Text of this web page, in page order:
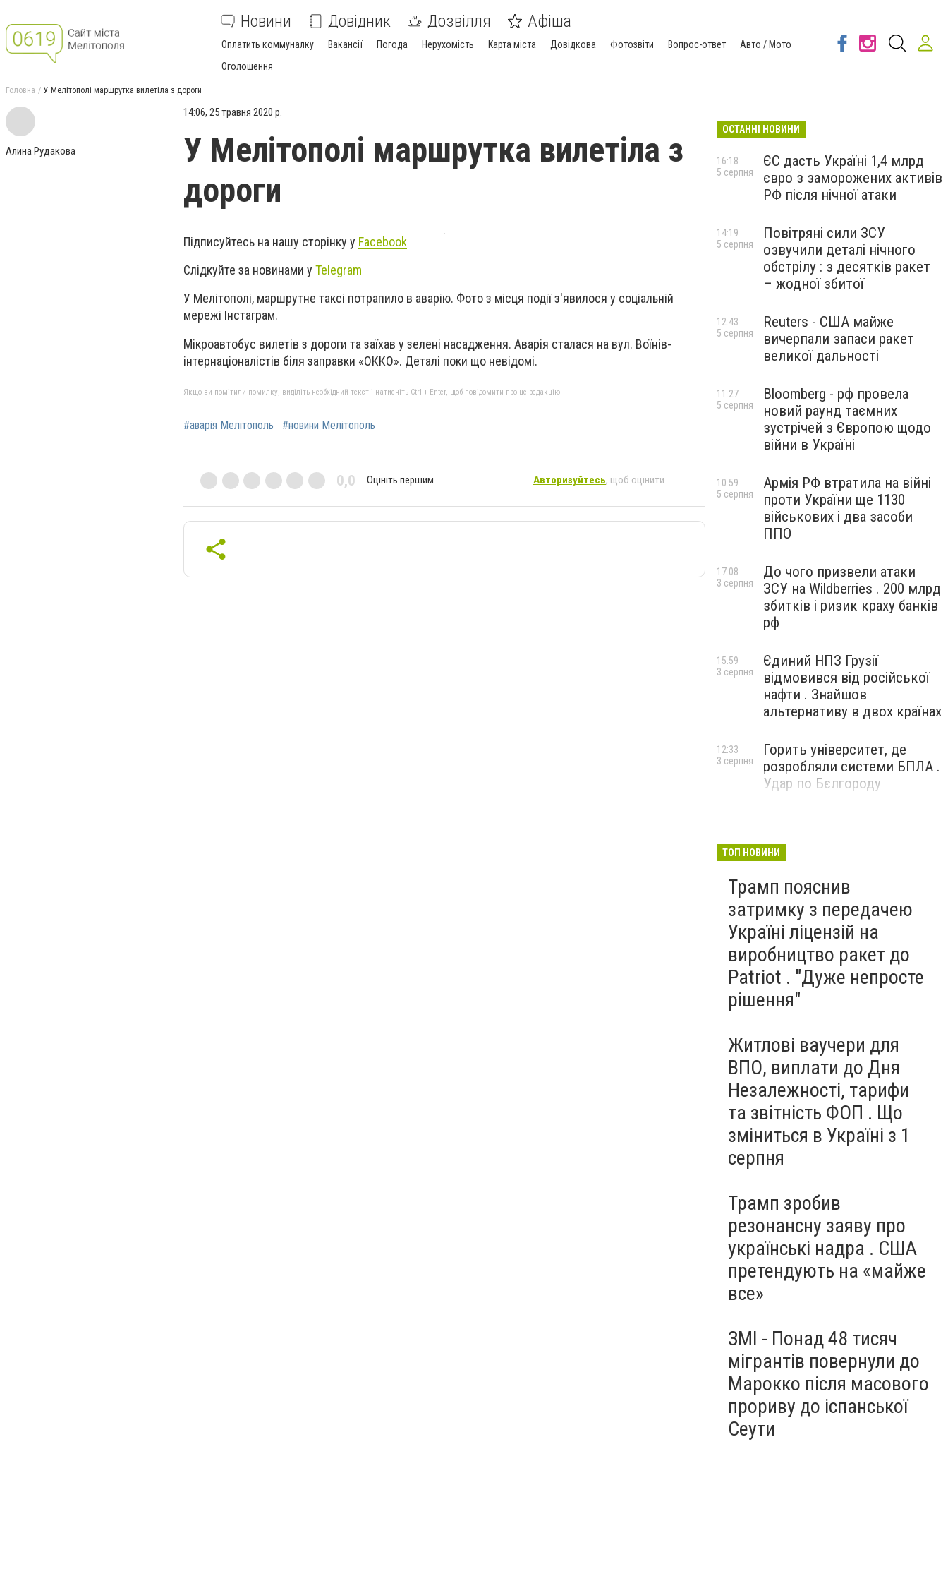
Новини Довідник Дозвілля Афіша
Оплатить коммуналку Вакансії Погода Нерухомість Карта міста Довідкова Фотозвіти Вопрос-ответ
Авто / Мото
Оголошення
Головна У Мелітополі маршрутка вилетіла з дороги
Алина Рудакова
14:06, 25 травня 2020 р.
У Мелітополі маршрутка вилетіла з
дороги
Підписуйтесь на нашу сторінку у Facebook
Слідкуйте за новинами у Telegram
У Мелітополі, маршрутне таксі потрапило в аварію. Фото з місця події з'явилося у соціальній
мережі Інстаграм.
Мікроавтобус вилетів з дороги та заїхав у зелені насадження. Аварія сталася на вул. Воїнів-
інтернаціоналістів біля заправки «ОККО». Деталі поки що невідомі.
Якщо ви помітили помилку, виділіть необхідний текст і натисніть Ctrl + Enter, щоб повідомити про це редакцію
#аварія Мелітополь #новини Мелітополь
0,0 Оцініть першим Авторизуйтесь, щоб оцінити
ОСТАННІ НОВИНИ
ЄС дасть Україні 1,4 млрд
євро з заморожених активів
РФ після нічної атаки
16:18
5 серпня
Повітряні сили ЗСУ
озвучили деталі нічного
обстрілу : з десятків ракет
– жодної збитої
14:19
5 серпня
Reuters - США майже
вичерпали запаси ракет
великої дальності
12:43
5 серпня
Bloomberg - рф провела
новий раунд таємних
зустрічей з Європою щодо
війни в Україні
11:27
5 серпня
Армія РФ втратила на війні
проти України ще 1130
військових і два засоби
ППО
10:59
5 серпня
До чого призвели атаки
ЗСУ на Wildberries . 200 млрд
збитків і ризик краху банків
рф
17:08
3 серпня
Єдиний НПЗ Грузії
відмовився від російської
нафти . Знайшов
альтернативу в двох країнах
15:59
3 серпня
Горить університет, де
розробляли системи БПЛА .
Удар по Бєлгороду
12:33
3 серпня
ТОП НОВИНИ
Трамп пояснив
затримку з передачею
Україні ліцензій на
виробництво ракет до
Patriot . "Дуже непросте
рішення"
Житлові ваучери для
ВПО, виплати до Дня
Незалежності, тарифи
та звітність ФОП . Що
зміниться в Україні з 1
серпня
Трамп зробив
резонансну заяву про
українські надра . США
претендують на «майже
все»
ЗМІ - Понад 48 тисяч
мігрантів повернули до
Марокко після масового
прориву до іспанської
Сеути